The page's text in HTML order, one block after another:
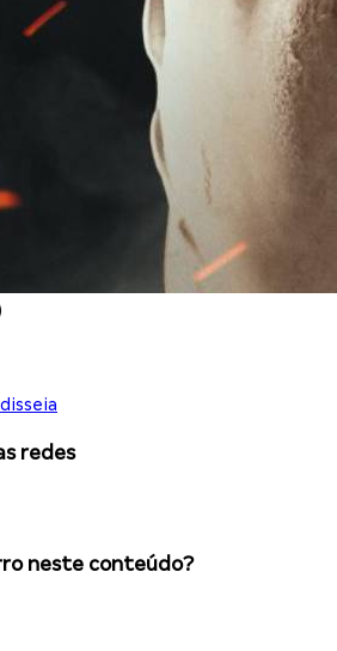
redes
neste conteúdo?